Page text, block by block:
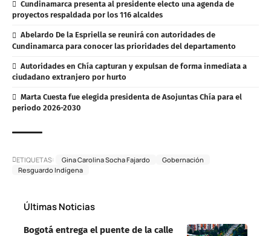
Cundinamarca presenta al presidente electo una agenda de
proyectos respaldada por los 116 alcaldes
Abelardo De la Espriella se reunirá con autoridades de
Cundinamarca para conocer las prioridades del departamento
Autoridades en Chía capturan y expulsan de forma inmediata a
ciudadano extranjero por hurto
Marta Cuesta fue elegida presidenta de Asojuntas Chía para el
periodo 2026-2030
ETIQUETAS: Gina Carolina Socha Fajardo
Gobernación
Resguardo Indígena
Últimas Noticias
Bogotá entrega el puente de la calle